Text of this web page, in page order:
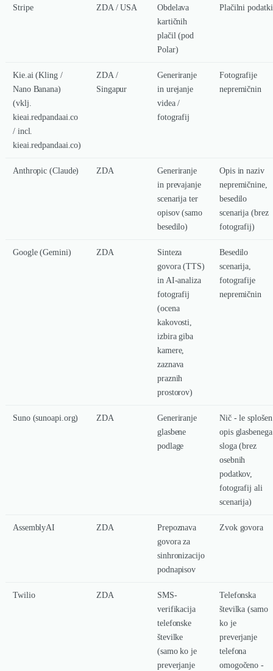
Stripe ZDA / USA
Obdelava
kartičnih
plačil (pod
Polar)
Plačilni podatki
Kie.ai (Kling /
Nano Banana)
(vklj.
kieai.redpandaai.co
/ incl.
kieai.redpandaai.co)
ZDA /
Singapur
Generiranje
in urejanje
videa /
fotografij
Fotografije
nepremičnin
Anthropic (Claude) ZDA
Generiranje
in prevajanje
scenarija ter
opisov (samo
besedilo)
Opis in naziv
nepremičnine,
besedilo
scenarija (brez
fotografij)
Google (Gemini) ZDA
Sinteza
govora (TTS)
in AI-analiza
fotografij
(ocena
kakovosti,
izbira giba
kamere,
zaznava
praznih
prostorov)
Besedilo
scenarija,
fotografije
nepremičnin
Suno (sunoapi.org) ZDA
Generiranje
glasbene
podlage
Nič - le splošen
opis glasbenega
sloga (brez
osebnih
podatkov,
fotografij ali
scenarija)
AssemblyAI ZDA
Prepoznava
govora za
sinhronizacijo
podnapisov
Zvok govora
Twilio ZDA
SMS-
verifikacija
telefonske
številke
(samo ko je
preverjanje
Telefonska
številka (samo
ko je
preverjanje
telefona
omogočeno -